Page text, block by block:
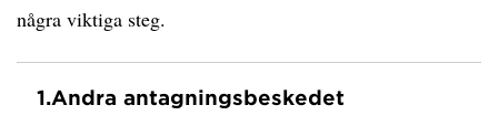
några viktiga steg.
1.Andra antagningsbeskedet